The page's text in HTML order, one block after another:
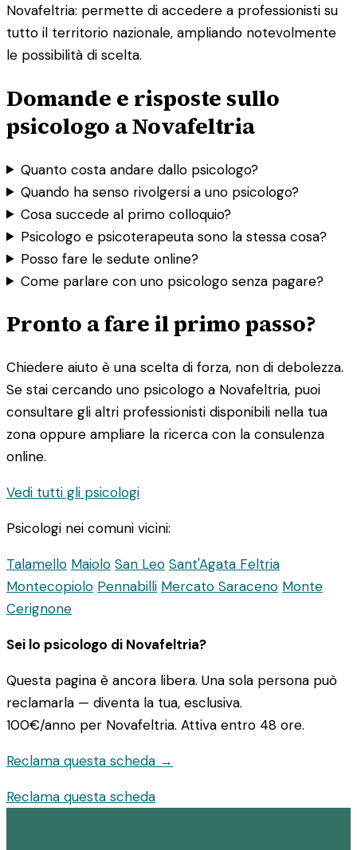
Novafeltria: permette di accedere a professionisti su
tutto il territorio nazionale, ampliando notevolmente
le possibilità di scelta.
Domande e risposte sullo
psicologo a Novafeltria
Quanto costa andare dallo psicologo?
Quando ha senso rivolgersi a uno psicologo?
Cosa succede al primo colloquio?
Psicologo e psicoterapeuta sono la stessa cosa?
Posso fare le sedute online?
Come parlare con uno psicologo senza pagare?
Pronto a fare il primo passo?
Chiedere aiuto è una scelta di forza, non di debolezza.
Se stai cercando uno psicologo a Novafeltria, puoi
consultare gli altri professionisti disponibili nella tua
zona oppure ampliare la ricerca con la consulenza
online.
Vedi tutti gli psicologi
Psicologi nei comuni vicini:
Talamello Maiolo San Leo Sant'Agata Feltria
Montecopiolo Pennabilli Mercato Saraceno Monte
Cerignone
Sei lo psicologo di Novafeltria?
Questa pagina è ancora libera. Una sola persona può
reclamarla — diventa la tua, esclusiva.
100€/anno per Novafeltria. Attiva entro 48 ore.
Reclama questa scheda →
Reclama questa scheda